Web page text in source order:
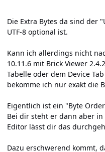
Die Extra Bytes da sind der
UTF-8 optional ist.
Kann ich allerdings nicht
10.11.6 mit Brick Viewer
Tabelle oder dem Device
bekomme ich nur exakt die
Eigentlich ist ein "Byte
Bei dir steht er dann aber
Editor lässt dir das
Dazu erschwerend kommt,